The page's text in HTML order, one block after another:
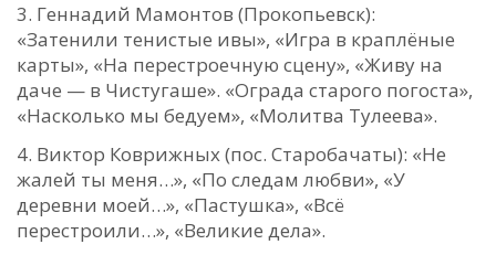
Геннадий Мамонтов (Прокопьевск):
«Затенили тенистые ивы», «Игра в краплёные
карты», «На перестроечную сцену», «Живу на
даче — в Чистугаше». «Ограда старого погоста»,
«Насколько мы бедуем», «Молитва Тулеева».
Виктор Коврижных (пос. Старобачаты): «Не
жалей ты меня…», «По следам любви», «У
деревни моей…», «Пастушка», «Всё
перестроили…», «Великие дела».